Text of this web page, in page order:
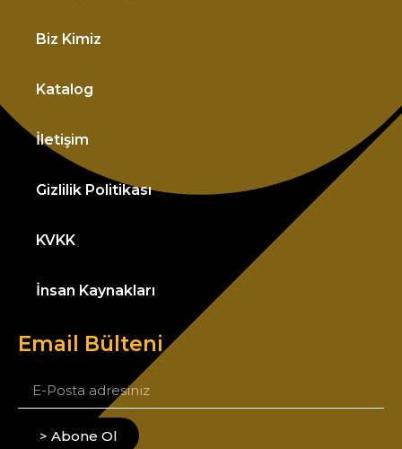
Biz Kimiz
Katalog
İletişim
Gizlilik Politikası
KVKK
İnsan Kaynakları
Email Bülteni
> Abone Ol